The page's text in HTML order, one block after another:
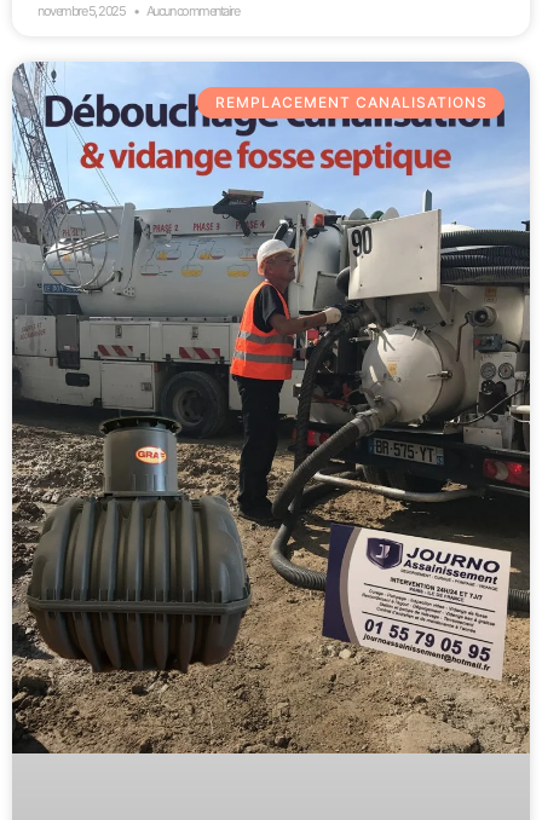
novembre 5, 2025 Aucun commentaire
REMPLACEMENT CANALISATIONS